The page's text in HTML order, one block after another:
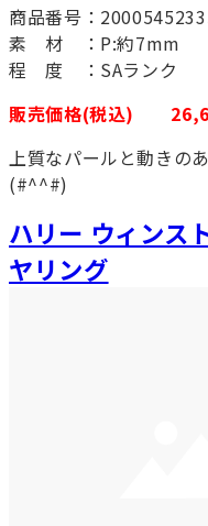
商品番号：
素 材 ：P:約7mm
程 度 ：SAランク
販売価格(税込)
上質なパールと動きの
(#^^#)
ハリー ウィンス
ヤリング